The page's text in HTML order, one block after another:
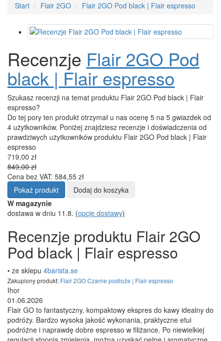
Start Flair 2GO Flair 2GO Pod black | Flair espresso
Recenzje Flair 2GO Pod
black | Flair espresso
Szukasz recenzji na temat produktu Flair 2GO Pod black | Flair
espresso?
Do tej pory ten produkt otrzymał u nas ocenę 5 na 5 gwiazdek od
4 użytkowników. Poniżej znajdziesz recenzje i doświadczenia od
prawdziwych użytkowników produktu Flair 2GO Pod black | Flair
espresso
719,00 zł
849,00 zł
Cena bez VAT: 584,55 zł
Pokaż produkt
Dodaj do koszyka
W magazynie
dostawa w dniu 11.8. (opcje dostawy)
Recenzje produktu Flair 2GO
Pod black | Flair espresso
• ze sklepu 4barista.se
Zakupiony produkt: Flair 2GO Czarne podłoże | Flair espresso
Ihor
01.06.2026
Flair GO to fantastyczny, kompaktowy ekspres do kawy idealny do
podróży. Bardzo wysoka jakość wykonania, praktyczne etui
podróżne i naprawdę dobre espresso w filiżance. Po niewielkiej